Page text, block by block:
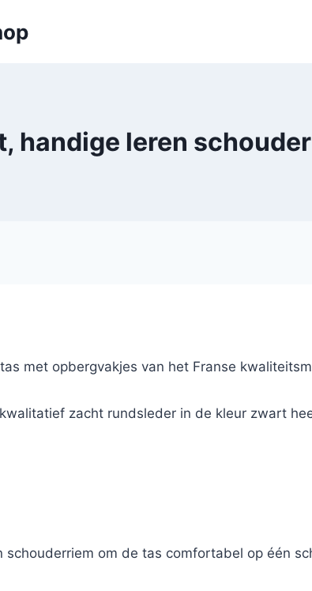
handige leren
met opbergvakjes van het Franse
zacht rundsleder in de kleur zwart
schouderriem om de tas comfortabel op één